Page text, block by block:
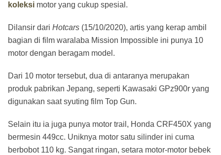
koleksi motor yang cukup spesial.
Dilansir dari Hotcars (15/10/2020), artis yang kerap ambil
bagian di film waralaba Mission Impossible ini punya 10
motor dengan beragam model.
Dari 10 motor tersebut, dua di antaranya merupakan
produk pabrikan Jepang, seperti Kawasaki GPz900r yang
digunakan saat syuting film Top Gun.
Selain itu ia juga punya motor trail, Honda CRF450X yang
bermesin 449cc. Uniknya motor satu silinder ini cuma
berbobot 110 kg. Sangat ringan, setara motor-motor bebek